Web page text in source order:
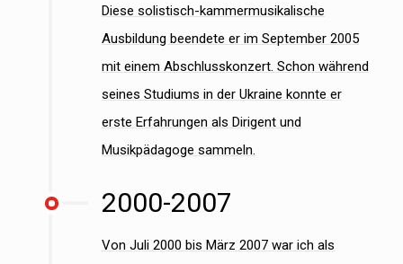
Diese solistisch-kammermusikalische
Ausbildung beendete er im September 2005
mit einem Abschlusskonzert. Schon während
seines Studiums in der Ukraine konnte er
erste Erfahrungen als Dirigent und
Musikpädagoge sammeln.
2000-2007
Von Juli 2000 bis März 2007 war ich als